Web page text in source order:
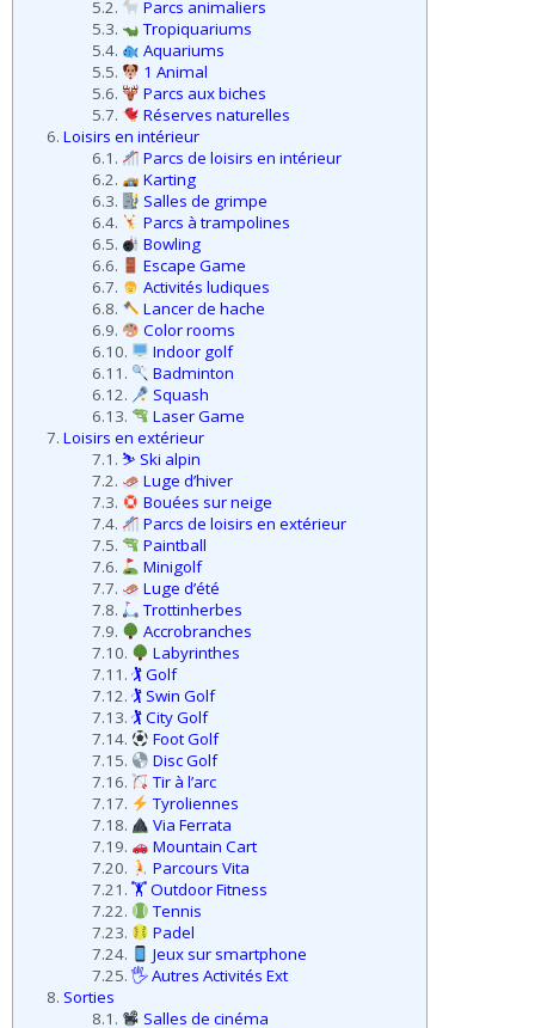
5.2.
Parcs animaliers
5.3.
Tropiquariums
5.4.
Aquariums
5.5.
1 Animal
5.6.
Parcs aux biches
5.7.
Réserves naturelles
6. Loisirs en intérieur
6.1.
Parcs de loisirs en intérieur
6.2.
Karting
6.3.
Salles de grimpe
6.4.
Parcs à trampolines
6.5.
Bowling
6.6.
Escape Game
6.7.
Activités ludiques
6.8.
Lancer de hache
6.9.
Color rooms
6.10.
Indoor golf
6.11.
Badminton
6.12.
Squash
6.13.
Laser Game
7. Loisirs en extérieur
7.1. ⛷️ Ski alpin
7.2.
Luge d’hiver
7.3.
Bouées sur neige
7.4.
Parcs de loisirs en extérieur
7.5.
Paintball
7.6.
Minigolf
7.7.
Luge d’été
7.8.
Trottinherbes
7.9.
Accrobranches
7.10.
Labyrinthes
7.11. 🏌️ Golf
7.12. 🏌️ Swin Golf
7.13. 🏌️ City Golf
7.14.
Foot Golf
7.15.
Disc Golf
7.16.
Tir à l’arc
7.17.
Tyroliennes
7.18.
Via Ferrata
7.19.
Mountain Cart
7.20.
Parcours Vita
7.21. 🏋️ Outdoor Fitness
7.22.
Tennis
7.23.
Padel
7.24.
Jeux sur smartphone
7.25. 🖐️ Autres Activités Ext
8. Sorties
8.1.
Salles de cinéma